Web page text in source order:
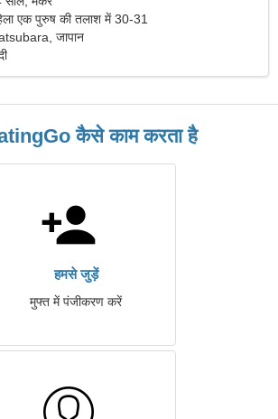
एक पुरुष की तलाश में 30-31
जापान
कैसे काम करता है
हमसे जुड़ें
मुफ्त में पंजीकरण करें